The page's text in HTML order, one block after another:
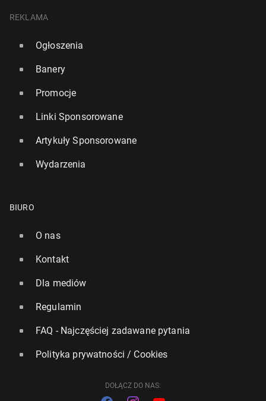
Ro­syj­ski okręt na kanale La Manche oddał strzały
ostrze­gaw­cze. Bry­tyj­skie media tłu­ma­czą sy­tu­ację
Wielka Bry­ta­nia prze­ję­ła tan­ko­wiec ro­syj­skiej floty
REKLAMA
Ogłoszenia
Banery
Promocje
Linki Sponsorowane
Artykuły Sponsorowane
Wydarzenia
BIURO
O nas
Kontakt
Dla mediów
Regulamin
FAQ - Najczęściej zadawane pytania
Polityka prywatności / Cookies
DOŁĄCZ DO NAS: